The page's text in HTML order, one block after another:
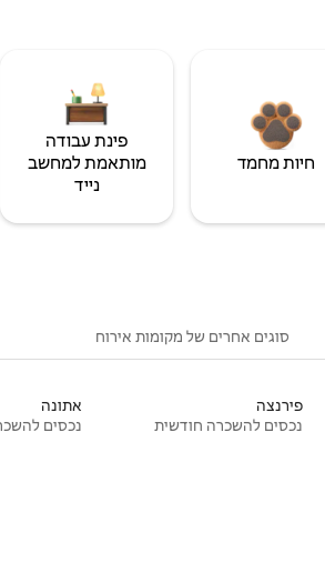
חיות מחמד
פינת עבודה
מותאמת למחשב
נייד
סוגים אחרים של מקומות אירוח
פירנצה
נכסים להשכרה חודשית
אתונה
נכסים